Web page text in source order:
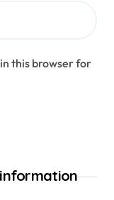
this browser for